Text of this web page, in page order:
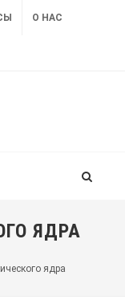
О НАС
ЯДРА
ядра